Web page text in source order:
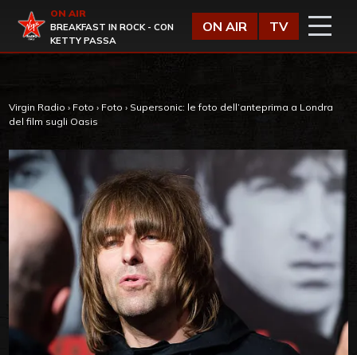
Virgin Radio
ON AIR
BREAKFAST IN ROCK - CON
KETTY PASSA
ON AIR TV
Virgin Radio › Foto › Foto › Supersonic: le foto dell’anteprima a Londra
del film sugli Oasis